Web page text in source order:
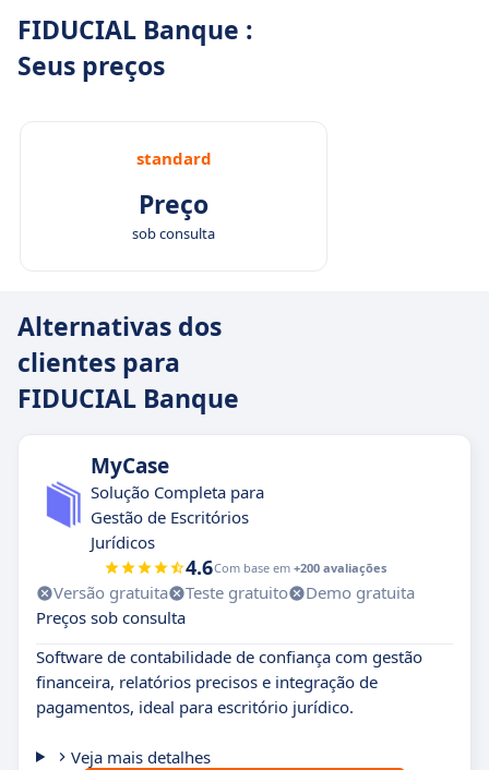
FIDUCIAL Banque :
Seus preços
standard
Preço
sob consulta
Alternativas dos
clientes para
FIDUCIAL Banque
MyCase
Solução Completa para
Gestão de Escritórios
Jurídicos
4.6Com base em +200 avaliações
Versão gratuita Teste gratuito
Demo gratuita
Preços sob consulta
Software de contabilidade de confiança com gestão
financeira, relatórios precisos e integração de
pagamentos, ideal para escritório jurídico.
Veja mais detalhes